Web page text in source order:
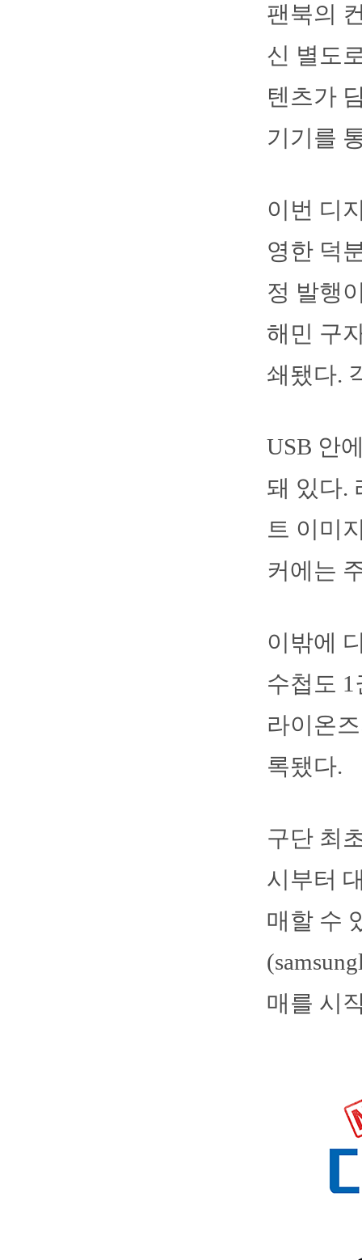
팬북의
신 별도
텐츠가
기기를
이번 디
영한 덕
정 발행
해민 구
쇄됐다.
USB 안
돼 있다.
트 이미
커에는
이밖에
수첩도
라이온
록됐다.
구단 최
시부터
매할 수
매를 시